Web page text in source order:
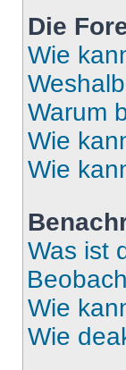
Die
Wie
Warum
Wie
Wie
Was ist
Wie
Wie